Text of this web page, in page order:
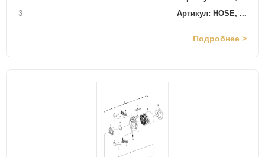
3
Артикул: HOSE, ...
Подробнее >